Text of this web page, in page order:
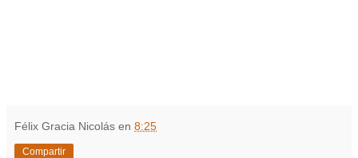
Félix Gracia Nicolás en 8:25
Compartir